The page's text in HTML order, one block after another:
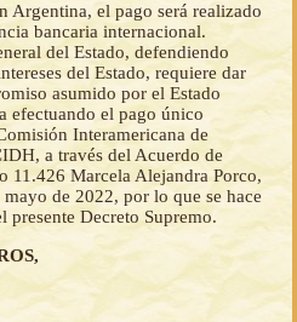
Argentina, el pago será realizado
bancaria internacional.
del Estado, defendiendo
del Estado, requiere dar
asumido por el Estado
efectuando el pago único
Interamericana de
a través del Acuerdo de
11.426 Marcela Alejandra Porco,
de 2022, por lo que se hace
presente Decreto Supremo.